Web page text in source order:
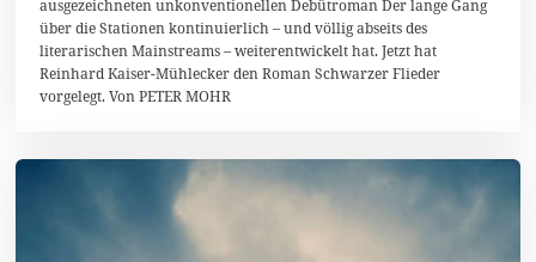
4
ausgezeichneten unkonventionellen Debütroman Der lange Gang
über die Stationen kontinuierlich – und völlig abseits des
literarischen Mainstreams – weiterentwickelt hat. Jetzt hat
Reinhard Kaiser-Mühlecker den Roman Schwarzer Flieder
vorgelegt. Von PETER MOHR